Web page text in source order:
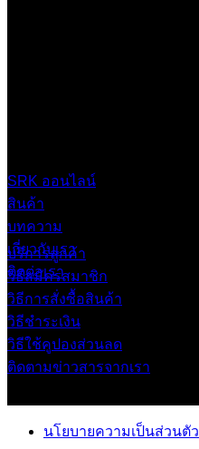
SRK ออนไลน์
สินค้า
บทความ
เกี่ยวกับเรา
ติดต่อเรา
บริการลูกค้า
วิธีสมัครสมาชิก
วิธีการสั่งซื้อสินค้า
วิธีชำระเงิน
วิธีใช้คูปองส่วนลด
ติดตามข่าวสารจากเรา
นโยบายความเป็นส่วนตัว